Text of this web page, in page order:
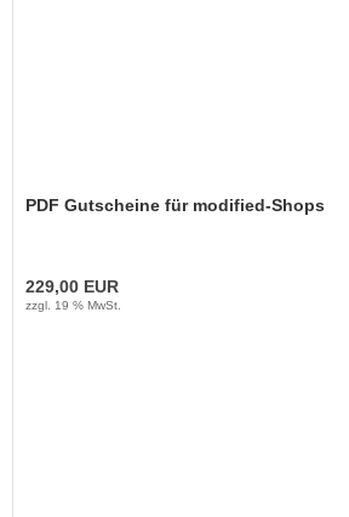
PDF Gutscheine für modified-Shops
229,00 EUR
zzgl. 19 % MwSt.